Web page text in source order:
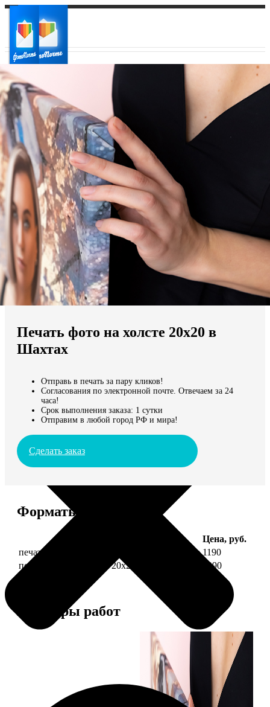
Ваш город:
Ваш регион доставки
Выберите из списка:
Мы доставляем по всему миру
Продолжить без города
Печать фото на холсте 20х20 в
Шахтах
Отправь в печать за пару кликов!
Согласования по электронной почте. Отвечаем за 24
часа!
Срок выполнения заказа: 1 сутки
Отправим в любой город РФ и мира!
Сделать заказ
Форматы и цены
Цена, руб.
печать фото на холсте 20х20 на подрамнике 1190
печать фото на холсте 20х20 в раме
3990
Примеры работ